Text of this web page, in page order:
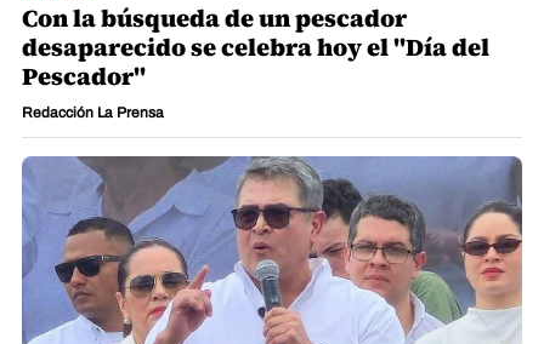
Con la búsqueda de un pescador
desaparecido se celebra hoy el "Día del
Pescador"
Redacción La Prensa